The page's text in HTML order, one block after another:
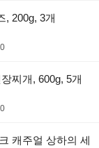
, 200g, 3개
찌개, 600g, 5개
캐주얼 상하의 세